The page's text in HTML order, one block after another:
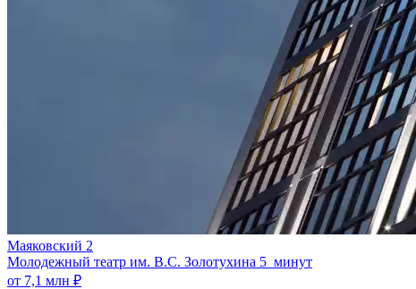
Маяковский 2
Молодежный театр им. В.С. Золотухина 5 минут
от 7,1 млн ₽